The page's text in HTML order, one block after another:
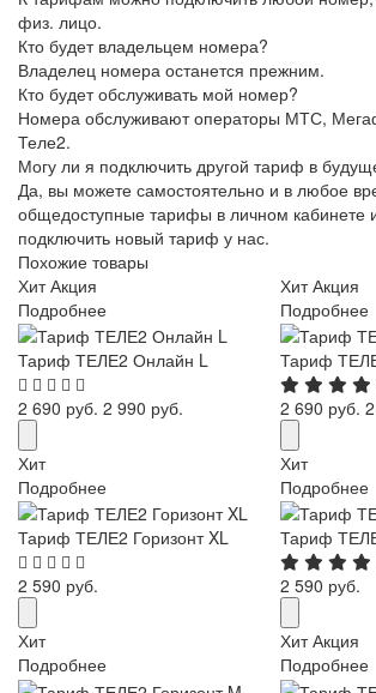
физ. лицо.
Кто будет владельцем номера?
Владелец номера останется прежним.
Кто будет обслуживать мой номер?
Номера обслуживают операторы МТС,
Теле2.
Могу ли я подключить другой тариф в
Да, вы можете самостоятельно и в любое
общедоступные тарифы в личном кабинете
подключить новый тариф у нас.
Похожие товары
Хит Акция
Подробнее
Тариф ТЕЛЕ2 Онлайн L
2 690 руб. 2 990 руб.
Хит Акция
Подробнее
Тариф
2 690 руб.
Хит
Подробнее
Тариф ТЕЛЕ2 Горизонт XL
2 590 руб.
Хит
Подробнее
Тариф
2 590 руб.
Хит
Подробнее
Хит Акция
Подробнее